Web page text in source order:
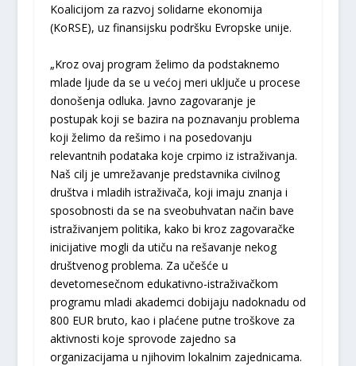
Koalicijom za razvoj solidarne ekonomija
(KoRSE), uz finansijsku podršku Evropske unije.
„Kroz ovaj program želimo da podstaknemo
mlade ljude da se u većoj meri uključe u procese
donošenja odluka. Javno zagovaranje je
postupak koji se bazira na poznavanju problema
koji želimo da rešimo i na posedovanju
relevantnih podataka koje crpimo iz istraživanja.
Naš cilj je umrežavanje predstavnika civilnog
društva i mladih istraživača, koji imaju znanja i
sposobnosti da se na sveobuhvatan način bave
istraživanjem politika, kako bi kroz zagovaračke
inicijative mogli da utiču na rešavanje nekog
društvenog problema. Za učešće u
devetomesečnom edukativno-istraživačkom
programu mladi akademci dobijaju nadoknadu od
800 EUR bruto, kao i plaćene putne troškove za
aktivnosti koje sprovode zajedno sa
organizacijama u njihovim lokalnim zajednicama.